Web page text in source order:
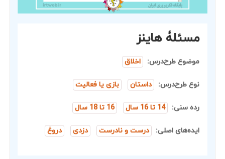
مسئلۀ هاینز
موضوع طرح‌درس: اخلاق
نوع طرح‌درس: داستان بازی یا فعالیت
رده سنی: 14 تا 16 سال 16 تا 18 سال
ایده‌های اصلی: درست و نادرست دزدی دروغ